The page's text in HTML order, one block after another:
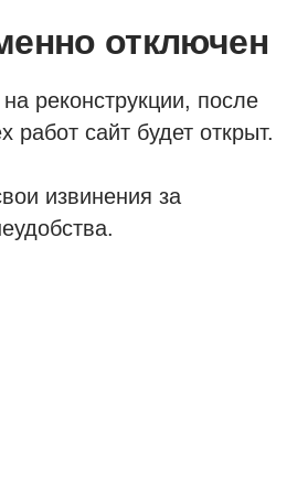
отключен
реконструкции, после
работ сайт будет открыт.
извинения за